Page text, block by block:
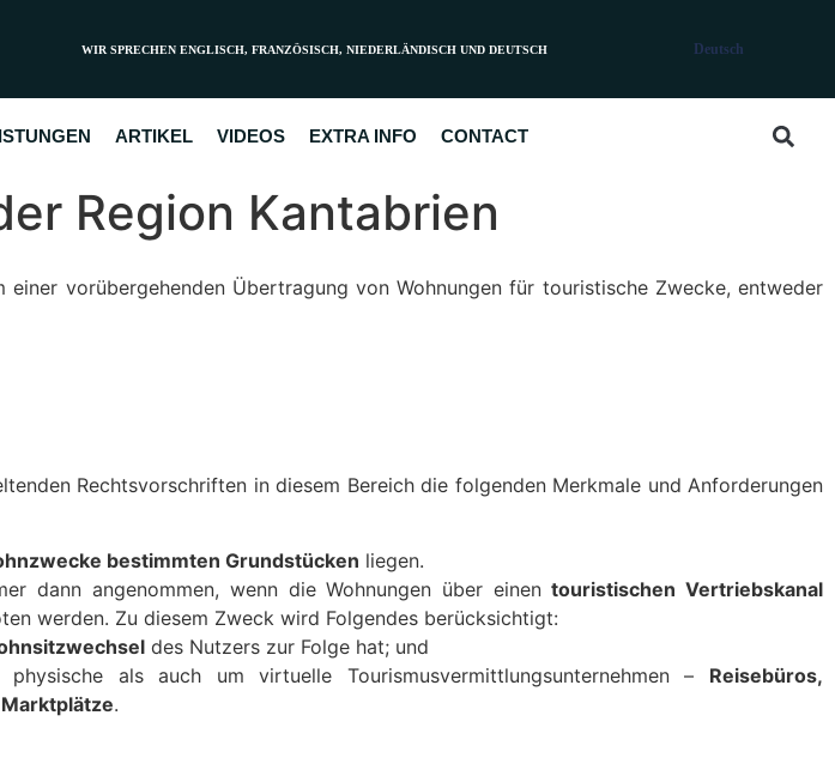
WIR SPRECHEN ENGLISCH, FRANZÖSISCH, NIEDERLÄNDISCH UND DEUTSCH Deutsch
ARTIKEL VIDEOS EXTRA INFO CONTACT
Region Kantabrien
vorübergehenden Übertragung von Wohnungen für touristische Zwecke, entweder
Rechtsvorschriften in diesem Bereich die folgenden Merkmale und Anforderungen
bestimmten Grundstücken liegen.
dann angenommen, wenn die Wohnungen über einen touristischen Vertriebskanal
werden. Zu diesem Zweck wird Folgendes berücksichtigt:
des Nutzers zur Folge hat; und
als auch um virtuelle Tourismusvermittlungsunternehmen – Reisebüros,
.